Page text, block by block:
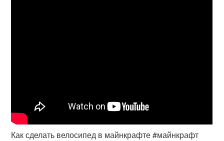
Как сделать велосипед в майнкрафте #майнкрафт